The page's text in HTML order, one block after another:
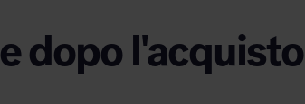
dopo l'acquisto